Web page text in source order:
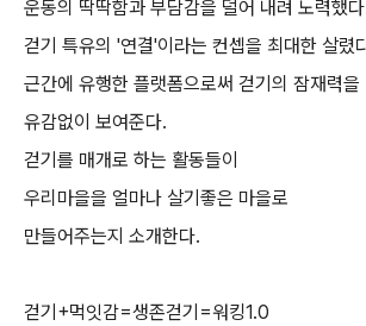
운동의 딱딱함과 부담감을 덜어 내려 노력했
걷기 특유의 '연결'이라는 컨셉을 최대한 살렸
근간에 유행한 플랫폼으로써 걷기의 잠재력을
유감없이 보여준다.
걷기를 매개로 하는 활동들이
우리마을을 얼마나 살기좋은 마을로
만들어주는지 소개한다.
걷기+먹잇감=생존걷기=워킹1.0